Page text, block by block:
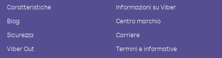
Caratteristiche
Blog
Sicurezza
Viber Out
Informazioni su Viber
Centro marchio
Carriere
Termini e informative